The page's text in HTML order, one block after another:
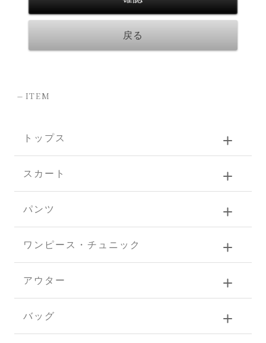
-ITEM
トップス
スカート
パンツ
ワンピース・チュニック
アウター
バッグ